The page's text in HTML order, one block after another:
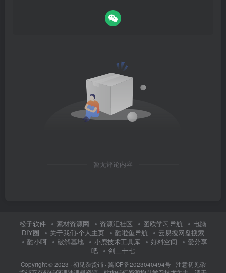
暂无评论内容
松子软件 素材资源网 资源汇社区 图欧学习导航
电脑
DIY圈
关于我们-个人主页 酷啦鱼导航
云易搜网盘搜索
酷小呵
破解基地 小鹿技术工具库 好料空间
爱分享
吧
剑二十七
Copyright © 2023 · 初见杂货铺· 冀ICP备2023040494号 注意初见杂